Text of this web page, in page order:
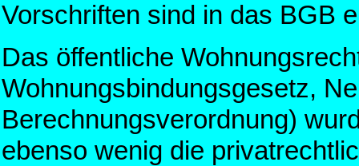
Vorschriften sind in das BGB
Das öffentliche
Wohnungsbindungsgesetz,
Berechnungsverordnung)
ebenso wenig die